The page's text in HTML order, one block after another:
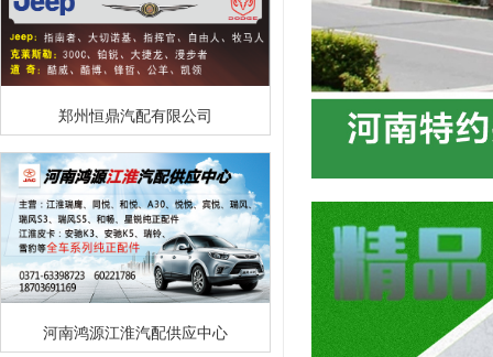
郑州恒鼎汽配有限公司
河南鸿源江淮汽配供应中心